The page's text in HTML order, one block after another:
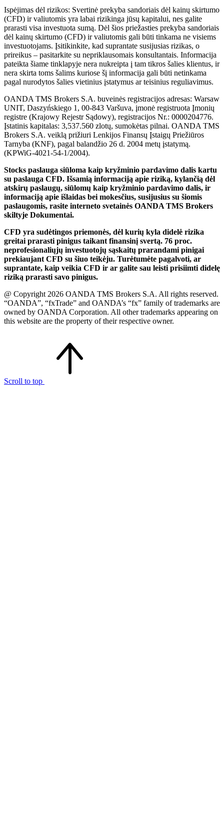
Ispėjimas dėl rizikos: Svertinė prekyba sandoriais dėl kainų skirtumo
(CFD) ir valiutomis yra labai rizikinga jūsų kapitalui, nes galite
prarasti visa investuota sumą. Dėl šios priežasties prekyba sandoriais
dėl kainų skirtumo (CFD) ir valiutomis gali būti tinkama ne visiems
investuotojams. Įsitikinkite, kad suprantate susijusias rizikas, o
prireikus – pasitarkite su nepriklausomais konsultantais. Informacija
pateikta šiame tinklapyje nera nukreipta į tam tikros šalies klientus, ir
nera skirta toms šalims kuriose šį informacija gali būti netinkama
pagal nurodytos šalies vietinius įstatymus ar teisinius reguliavimus.
OANDA TMS Brokers S.A. buveinės registracijos adresas: Warsaw
UNIT, Daszyńskiego 1, 00-843 Varšuva, įmonė registruota Įmonių
registre (Krajowy Rejestr Sądowy), registracijos Nr.: 0000204776.
Įstatinis kapitalas: 3,537.560 zlotų, sumokėtas pilnai. OANDA TMS
Brokers S.A. veiklą prižiuri Lenkijos Finansų Įstaigų Priežiūros
Tarnyba (KNF), pagal balandžio 26 d. 2004 metų įstatymą.
(KPWiG-4021-54-1/2004).
Stocks paslauga siūloma kaip kryžminio pardavimo dalis kartu
su paslauga CFD. Išsamią informaciją apie riziką, kylančią dėl
atskirų paslaugų, siūlomų kaip kryžminio pardavimo dalis, ir
informaciją apie išlaidas bei mokesčius, susijusius su šiomis
paslaugomis, rasite interneto svetainės OANDA TMS Brokers
skiltyje Dokumentai.
CFD yra sudėtingos priemonės, dėl kurių kyla didelė rizika
greitai prarasti pinigus taikant finansinį svertą. 76 proc.
neprofesionaliųjų investuotojų sąskaitų prarandami pinigai
prekiaujant CFD su šiuo teikėju. Turėtumėte pagalvoti, ar
suprantate, kaip veikia CFD ir ar galite sau leisti prisiimti didelę
riziką prarasti savo pinigus.
@ Copyright 2026 OANDA TMS Brokers S.A. All rights reserved.
“OANDA”, “fxTrade” and OANDA’s “fx” family of trademarks are
owned by OANDA Corporation. All other trademarks appearing on
this website are the property of their respective owner.
Scroll to top